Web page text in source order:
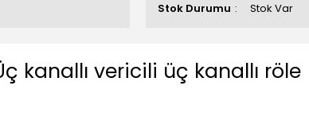
Stok Durumu Stok Var
kanallı vericili üç kanallı röle